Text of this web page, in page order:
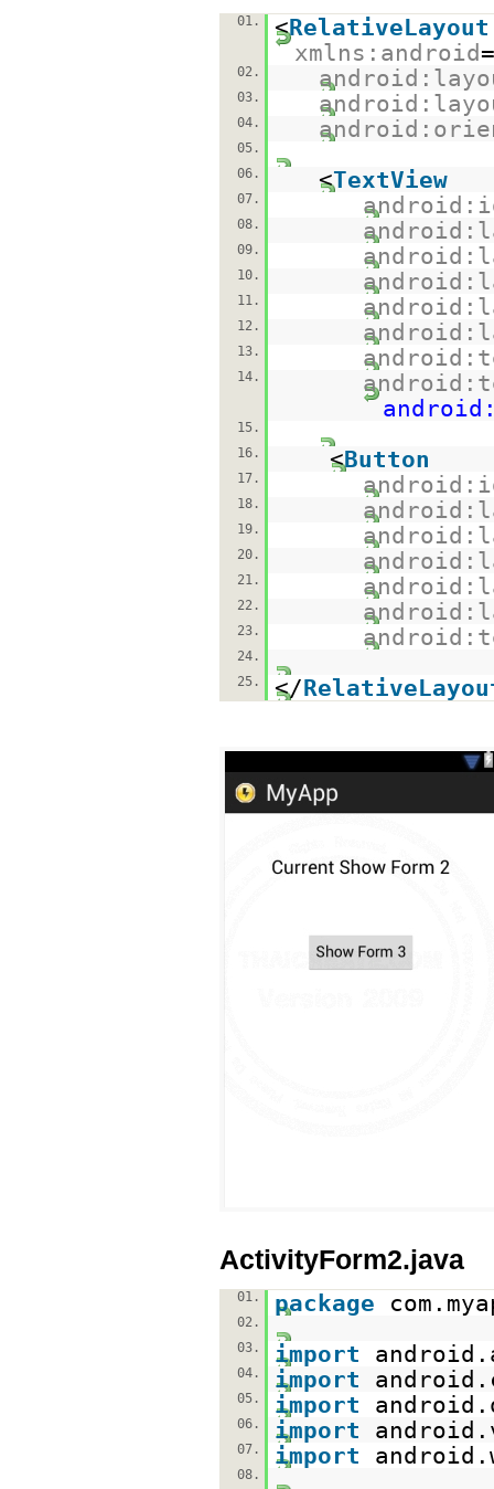
01. <RelativeLayout
xmlns:android=
02.
03.
04.
05.
06.
<TextView
07.
08.
09.
10.
11.
12.
13.
14.
15.
16.
<Button
17.
18.
19.
20.
21.
22.
23.
24.
25.
</
ActivityForm2.java
01. package
02.
03.
import
04. import
05. import
06. import
07. import
08.